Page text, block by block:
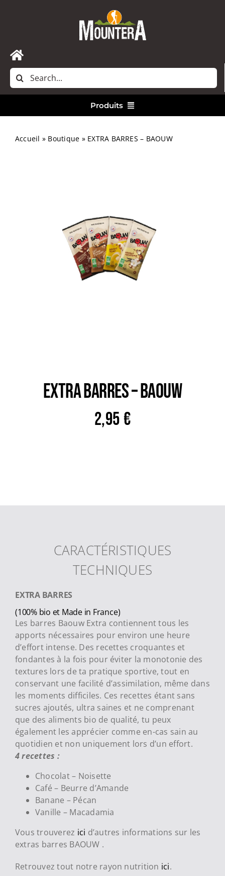
Toggle
Navigation
Accueil
Rechercher:
Produits
Trail
Escalade / Alpinisme
Accueil » Boutique » EXTRA BARRES – BAOUW
EXTRA BARRES – BAOUW
2,95€
CARACTÉRISTIQUES
TECHNIQUES
EXTRA BARRES
(100% bio et Made in France)
Les barres Baouw Extra contiennent tous les
apports nécessaires pour environ une heure
d’effort intense. Des recettes croquantes et
fondantes à la fois pour éviter la monotonie des
textures lors de ta pratique sportive, tout en
conservant une facilité d’assimilation, même dans
les moments difficiles. Ces recettes étant sans
sucres ajoutés, ultra saines et ne comprenant
que des aliments bio de qualité, tu peux
également les apprécier comme en-cas sain au
quotidien et non uniquement lors d’un effort.
4 recettes :
Chocolat – Noisette
Café – Beurre d’Amande
Banane – Pécan
Vanille – Macadamia
Vous trouverez ici d’autres informations sur les
extras barres BAOUW .
Retrouvez tout notre rayon nutrition ici.